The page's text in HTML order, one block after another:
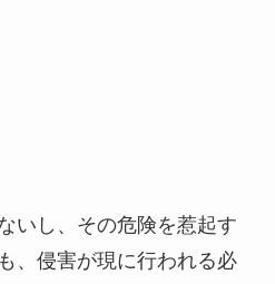
いし、その危険を惹起す
、侵害が現に行われる必